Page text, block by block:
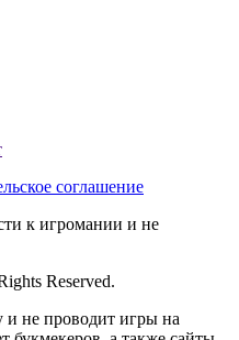
соглашение
к игромании и не
Reserved.
и не проводит игры на